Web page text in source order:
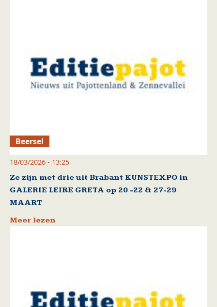
Beersel
18/03/2026 - 13:25
Ze zijn met drie uit Brabant KUNSTEXPO in
GALERIE LEIRE GRETA op 20 -22 & 27-29
MAART
Meer lezen